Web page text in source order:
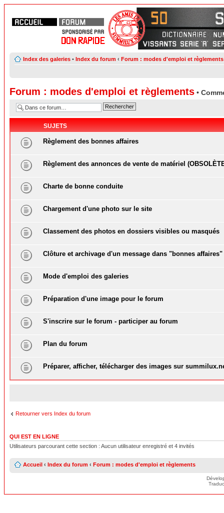
Index des galeries • Index du forum ‹ Forum : modes d'emploi et règlements
Forum : modes d'emploi et règlements •
SUJETS
Règlement des bonnes affaires
Règlement des annonces de vente de matériel
Charte de bonne conduite
Chargement d'une photo sur le site
Classement des photos en dossiers visibles ou masqués
Clôture et archivage d'un message dans "bonnes affaires"
Mode d'emploi des galeries
Préparation d'une image pour le forum
S'inscrire sur le forum - participer au forum
Plan du forum
Préparer, afficher, télécharger des images sur
Retourner vers Index du forum
QUI EST EN LIGNE
Utilisateurs parcourant cette section : Aucun utilisateur enregistré et 4 invités
Accueil ‹ Index du forum ‹ Forum : modes d'emploi et règlements